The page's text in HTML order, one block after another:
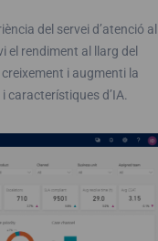
del servei d’atenció al
el rendiment al llarg del
i augmenti la
d’IA.